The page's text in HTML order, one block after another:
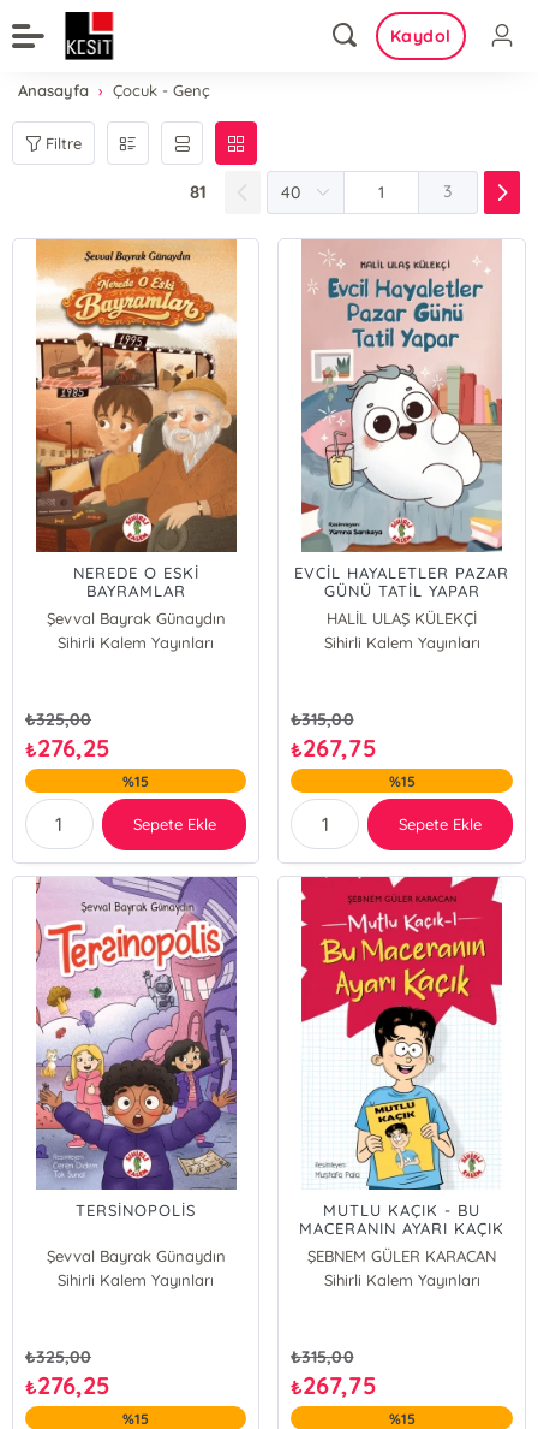
Kaydol
Anasayfa Çocuk - Genç
Filtre
81 3
NEREDE O ESKİ
BAYRAMLAR
Şevval Bayrak Günaydın
Sihirli Kalem Yayınları
₺325,00
₺276,25
%15
Sepete Ekle
EVCİL HAYALETLER PAZAR
GÜNÜ TATİL YAPAR
HALİL ULAŞ KÜLEKÇİ
Sihirli Kalem Yayınları
₺315,00
₺267,75
%15
Sepete Ekle
TERSİNOPOLİS
Şevval Bayrak Günaydın
Sihirli Kalem Yayınları
₺325,00
₺276,25
%15
MUTLU KAÇIK - BU
MACERANIN AYARI KAÇIK
ŞEBNEM GÜLER KARACAN
Sihirli Kalem Yayınları
₺315,00
₺267,75
%15